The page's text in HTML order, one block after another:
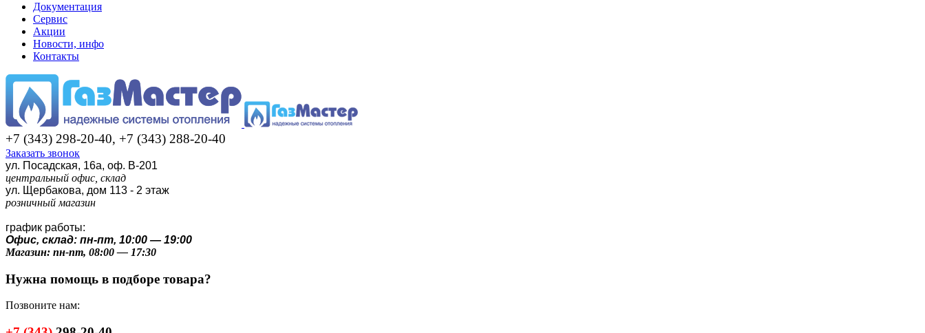
Документация
Сервис
Акции
Новости, инфо
Контакты
+7 (343) 298-20-40, +7 (343) 288-20-40
Заказать звонок
ул. Посадская, 16а, оф. В-201
центральный офис, склад
ул. Щербакова, дом 113 - 2 этаж
розничный магазин
график работы:
Офис, склад: пн-пт, 10:00 — 19:00
Магазин: пн-пт, 08:00 — 17:30
Нужна помощь в подборе товара?
Позвоните нам: